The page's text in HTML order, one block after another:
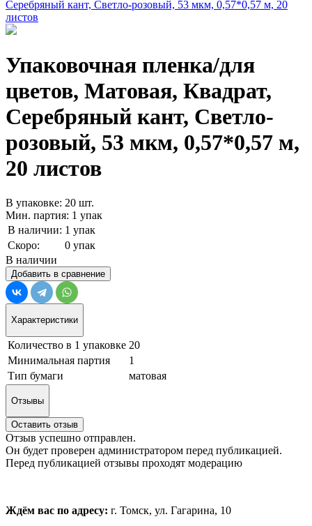
Упаковочная пленка/для
цветов, Матовая, Квадрат,
Серебряный кант, Светло-
розовый, 53 мкм, 0,57*0,57 м,
20 листов
В упаковке: 20 шт.
Мин. партия: 1 упак
В наличии: 1 упак
Скоро:
0 упак
В наличии
Добавить в сравнение
Характеристики
Количество в 1 упаковке 20
Минимальная партия
1
Тип бумаги
матовая
Отзывы
Оставить отзыв
Отзыв успешно отправлен.
Он будет проверен администратором перед публикацией.
Перед публикацией отзывы проходят модерацию
Ждём вас по адресу: г. Томск, ул. Гагарина, 10